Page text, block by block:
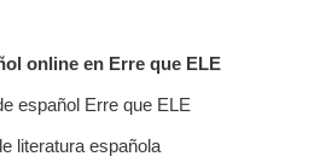
online en Erre que ELE
español Erre que ELE
literatura española